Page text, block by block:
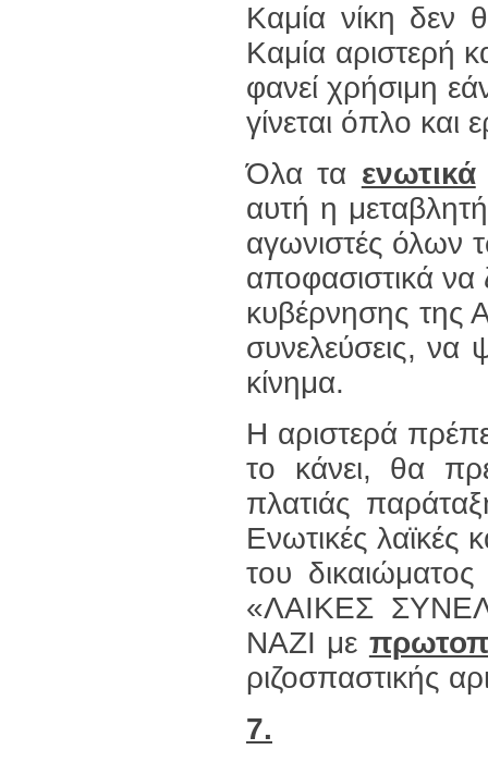
Καμία νίκη δεν
Καμία αριστερή
φανεί χρήσιμη
γίνεται όπλο
Όλα τα ενωτικά
αυτή η
αγωνιστές όλων
αποφασιστικά
κυβέρνησης της
συνελεύσεις, να
κίνημα.
Η αριστερά
το κάνει, θα
πλατιάς
Ενωτικές λαϊκές
του
«ΛΑΙΚΕΣ
ΝΑΖΙ με
ριζοσπαστικής
7.